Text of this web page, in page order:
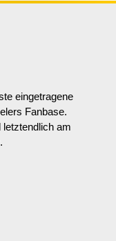
eingetragene
Fanbase.
letztendlich am